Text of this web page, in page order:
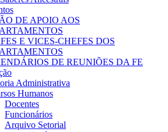
DE APOIO AOS
E VICES-CHEFES DOS
DE REUNIÕES DA FE
Administrativa
Humanos
Docentes
Funcionários
Arquivo Setorial